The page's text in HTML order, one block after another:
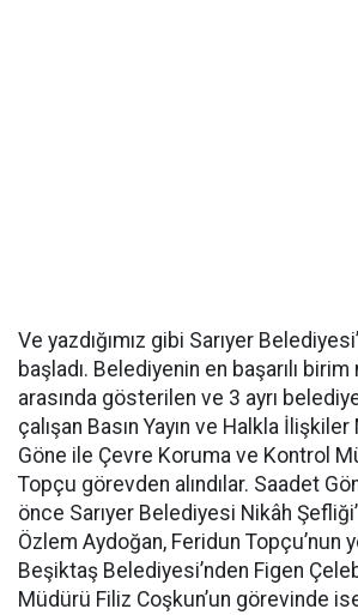
Ve yazdığımız gibi Sarıyer
başladı. Belediyenin en başarılı
arasında gösterilen ve 3 ayrı
çalışan Basın Yayın ve Halkla
Göne ile Çevre Koruma ve Kontrol
Topçu görevden alındılar. Saadet
önce Sarıyer Belediyesi Nikâh
Özlem Aydoğan, Feridun Topçu’nun
Beşiktaş Belediyesi’nden Figen
Müdürü Filiz Coşkun’un görevinde